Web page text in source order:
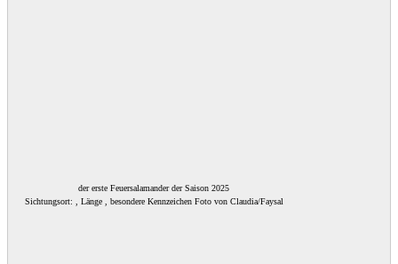
der erste Feuersalamander der Saison 2025
Sichtungsort: , Länge , besondere Kennzeichen Foto von Claudia/Faysal